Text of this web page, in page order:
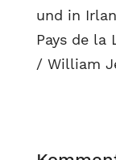
und in
Pays de la
/ William